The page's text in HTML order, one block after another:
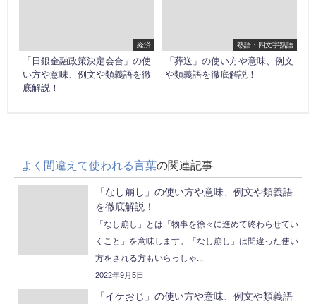
経済
「日銀金融政策決定会合」の使
い方や意味、例文や類義語を徹
底解説！
熟語・四文字熟語
「葬送」の使い方や意味、例文
や類義語を徹底解説！
よく間違えて使われる言葉の関連記事
「なし崩し」の使い方や意味、例文や類義語
を徹底解説！
「なし崩し」とは「物事を徐々に進めて終わらせてい
くこと」を意味します。「なし崩し」は間違った使い
方をされる方もいらっしゃ...
2022年9月5日
「イケおじ」の使い方や意味、例文や類義語